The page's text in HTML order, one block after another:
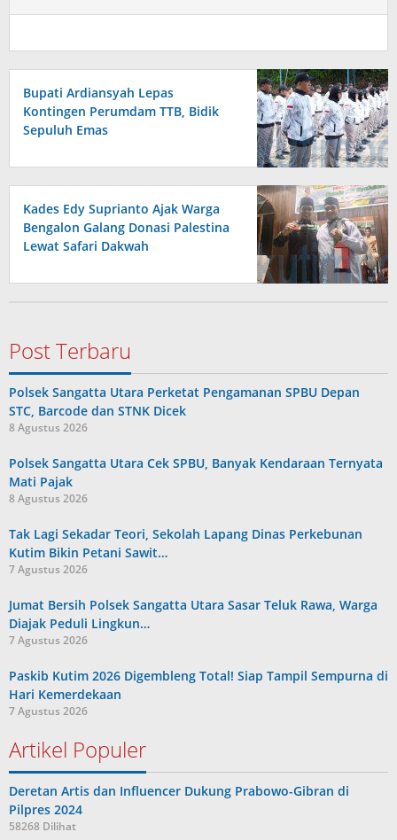
Bupati Ardiansyah Lepas
Kontingen Perumdam TTB, Bidik
Sepuluh Emas
Kades Edy Suprianto Ajak Warga
Bengalon Galang Donasi Palestina
Lewat Safari Dakwah
Post Terbaru
Polsek Sangatta Utara Perketat Pengamanan SPBU Depan
STC, Barcode dan STNK Dicek
8 Agustus 2026
Polsek Sangatta Utara Cek SPBU, Banyak Kendaraan Ternyata
Mati Pajak
8 Agustus 2026
Tak Lagi Sekadar Teori, Sekolah Lapang Dinas Perkebunan
Kutim Bikin Petani Sawit…
7 Agustus 2026
Jumat Bersih Polsek Sangatta Utara Sasar Teluk Rawa, Warga
Diajak Peduli Lingkun…
7 Agustus 2026
Paskib Kutim 2026 Digembleng Total! Siap Tampil Sempurna di
Hari Kemerdekaan
7 Agustus 2026
Artikel Populer
Deretan Artis dan Influencer Dukung Prabowo-Gibran di
Pilpres 2024
58268 Dilihat